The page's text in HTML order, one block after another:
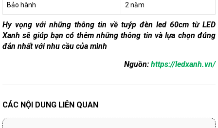
Bảo hành 2 năm
Hy vọng với những thông tin về tuýp đèn led 60cm từ LED
Xanh sẽ giúp bạn có thêm những thông tin và lựa chọn đúng
đắn nhất với nhu cầu của mình
Nguồn: https://ledxanh.vn/
CÁC NỘI DUNG LIÊN QUAN